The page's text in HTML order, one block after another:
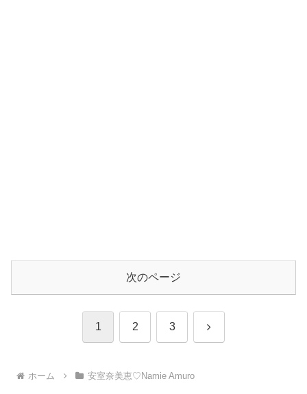
次のページ
1 2 3 次
ホーム 安室奈美恵♡Namie Amuro